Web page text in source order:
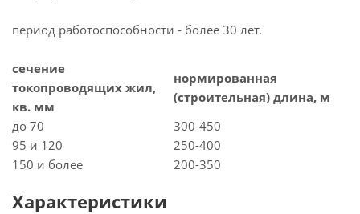
период работоспособности - более 30 лет.
сечение
токопроводящих жил,
кв. мм
нормированная
(строительная) длина, м
до 70
300-450
95 и 120
250-400
150 и более
200-350
Характеристики